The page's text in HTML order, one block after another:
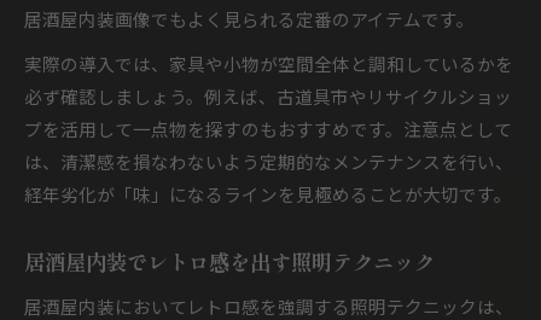
居酒屋内装画像でもよく見られる定番のアイテムです。
実際の導入では、家具や小物が空間全体と調和しているかを
必ず確認しましょう。例えば、古道具市やリサイクルショッ
プを活用して一点物を探すのもおすすめです。注意点として
は、清潔感を損なわないよう定期的なメンテナンスを行い、
経年劣化が「味」になるラインを見極めることが大切です。
居酒屋内装でレトロ感を出す照明テクニック
居酒屋内装においてレトロ感を強調する照明テクニックは、